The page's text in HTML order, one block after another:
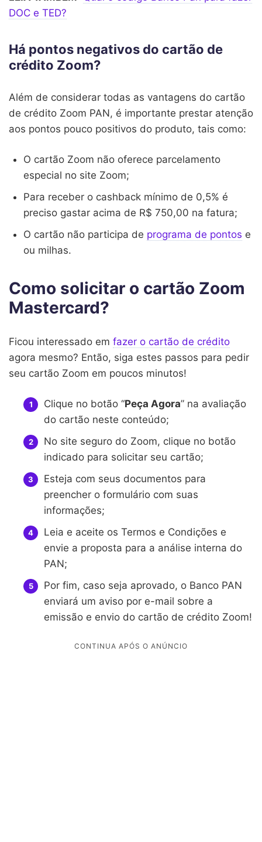
DOC e TED?
Há pontos negativos do cartão de
crédito Zoom?
Além de considerar todas as vantagens do cartão
de crédito Zoom PAN, é importante prestar atenção
aos pontos pouco positivos do produto, tais como:
O cartão Zoom não oferece parcelamento
especial no site Zoom;
Para receber o cashback mínimo de 0,5% é
preciso gastar acima de R$ 750,00 na fatura;
O cartão não participa de programa de pontos e
ou milhas.
Como solicitar o cartão Zoom
Mastercard?
Ficou interessado em fazer o cartão de crédito
agora mesmo? Então, siga estes passos para pedir
seu cartão Zoom em poucos minutos!
Clique no botão “Peça Agora” na avaliação
do cartão neste conteúdo;
No site seguro do Zoom, clique no botão
indicado para solicitar seu cartão;
Esteja com seus documentos para
preencher o formulário com suas
informações;
Leia e aceite os Termos e Condições e
envie a proposta para a análise interna do
PAN;
Por fim, caso seja aprovado, o Banco PAN
enviará um aviso por e-mail sobre a
emissão e envio do cartão de crédito Zoom!